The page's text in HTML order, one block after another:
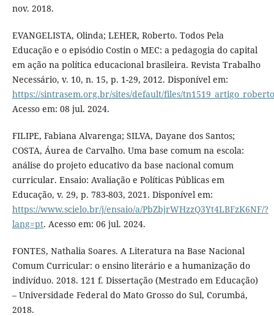
nov. 2018.
EVANGELISTA, Olinda; LEHER, Roberto. Todos Pela
Educação e o episódio Costin o MEC: a pedagogia do capital
em ação na política educacional brasileira. Revista Trabalho
Necessário, v. 10, n. 15, p. 1-29, 2012. Disponível em:
https://sintrasem.org.br/sites/default/files/
Acesso em: 08 jul. 2024.
FILIPE, Fabiana Alvarenga; SILVA, Dayane dos Santos;
COSTA, Áurea de Carvalho. Uma base comum na escola:
análise do projeto educativo da base nacional comum
curricular. Ensaio: Avaliação e Políticas Públicas em
Educação, v. 29, p. 783-803, 2021. Disponível em:
https://www.scielo.br/j/ensaio/a/PbZbjrWHzzQ3Yt4LBFzK6NF/?
lang=pt. Acesso em: 06 jul. 2024.
FONTES, Nathalia Soares. A Literatura na Base Nacional
Comum Curricular: o ensino literário e a humanização do
indivíduo. 2018. 121 f. Dissertação (Mestrado em Educação)
– Universidade Federal do Mato Grosso do Sul, Corumbá,
2018.